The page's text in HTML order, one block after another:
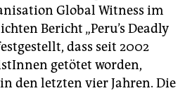
Global Witness im
Bericht „Peru’s Deadly
dass seit 2002
getötet worden,
den letzten vier Jahren. Die